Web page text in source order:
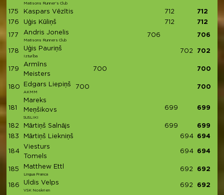
Matisons Runner's Club
175 Kaspars Vēzītis 712
712
176
Uģis Kūliņš 712 712
177 Andris Jonelis
Matisons Runners Club
706 706
178 Uģis Pauriņš
Izturība
702 702
179
Armīns
Meisters
700 700
180 Edgars Liepiņš
AKMM
700 700
181
Mareks
Meņšikovs
SUSLIKI
699 699
182 Mārtiņš Salnājs 699
699
183
Mārtiņš Liekniņš 694 694
184
Viesturs
Tomels
694 694
185 Matthew Ettl
Lingua Franca
692 692
186 Uldis Velps
VSK Noskrien
692 692